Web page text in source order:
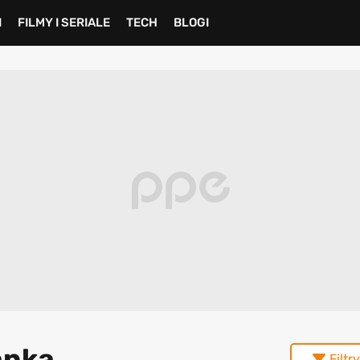
FILMY I SERIALE TECH BLOGI